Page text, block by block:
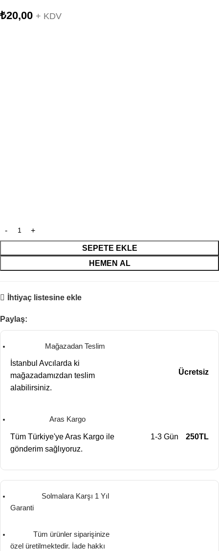
₺20,00 + KDV
SEPETE EKLE
HEMEN AL
İhtiyaç listesine ekle
Paylaş:
Mağazadan Teslim
İstanbul Avcılarda ki
mağazadamızdan teslim
alabilirsiniz.
Ücretsiz
Aras Kargo
Tüm Türkiye'ye Aras Kargo ile
gönderim sağlıyoruz.
1-3 Gün 250TL
Solmalara Karşı 1 Yıl
Garanti
Tüm ürünler siparişinize
özel üretilmektedir. İade hakkı